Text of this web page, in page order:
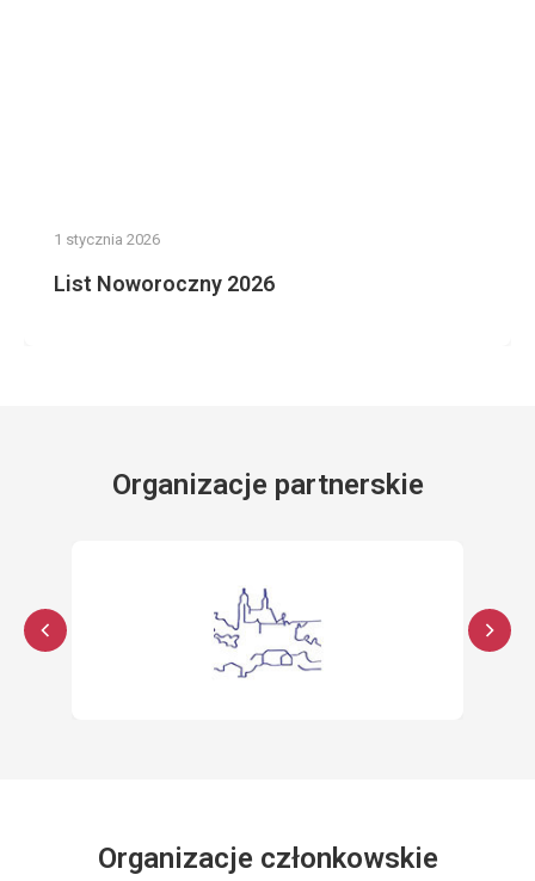
1 stycznia 2026
List Noworoczny 2026
Organizacje partnerskie
Organizacje członkowskie